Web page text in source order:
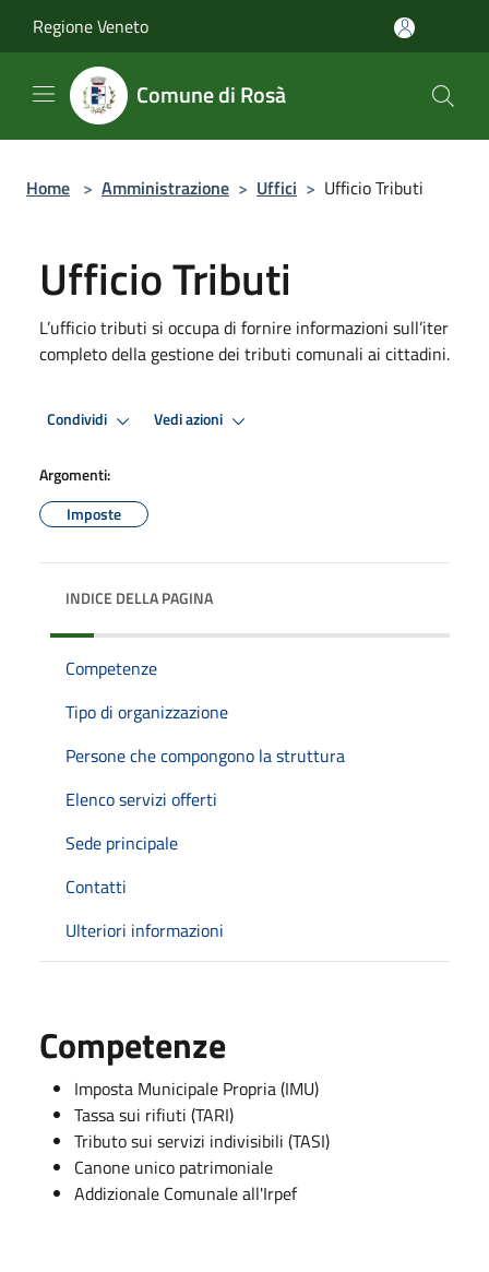
Regione Veneto
Comune di Rosà
Home > Amministrazione > Uffici > Ufficio Tributi
Ufficio Tributi
L’ufficio tributi si occupa di fornire informazioni sull’iter
completo della gestione dei tributi comunali ai cittadini.
Condividi Vedi azioni
Argomenti:
Imposte
INDICE DELLA PAGINA
Competenze
Tipo di organizzazione
Persone che compongono la struttura
Elenco servizi offerti
Sede principale
Contatti
Ulteriori informazioni
Competenze
Imposta Municipale Propria (IMU)
Tassa sui rifiuti (TARI)
Tributo sui servizi indivisibili (TASI)
Canone unico patrimoniale
Addizionale Comunale all'Irpef